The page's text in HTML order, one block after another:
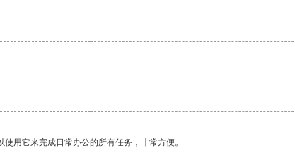
用它来完成日常办公的所有任务，非常方便。